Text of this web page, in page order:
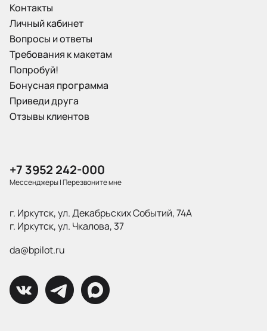
Контакты
Личный кабинет
Вопросы и ответы
Требования к макетам
Попробуй!
Бонусная программа
Приведи друга
Отзывы клиентов
+7 3952 242-000
Мессенджеры|Перезвоните мне
г. Иркутск, ул. Декабрьских Событий, 74А
г. Иркутск, ул. Чкалова, 37
da@bpilot.ru